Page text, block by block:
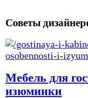
Советы
Мебель для
изюминки